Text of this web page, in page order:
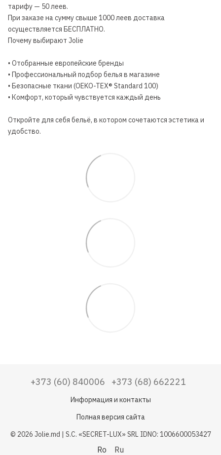
тарифу — 50 леев.
При заказе на сумму свыше 1000 леев доставка
осуществляется БЕСПЛАТНО.
Почему выбирают Jolie
• Отобранные европейские бренды
• Профессиональный подбор белья в магазине
• Безопасные ткани (OEKO-TEX® Standard 100)
• Комфорт, который чувствуется каждый день
Откройте для себя бельё, в котором сочетаются эстетика и
удобство.
+373 (60) 840006 +373 (68) 662221
Информация и контакты
Полная версия сайта
© 2026 Jolie.md | S.C. «SECRET-LUX» SRL IDNO: 1006600053427
Ro Ru